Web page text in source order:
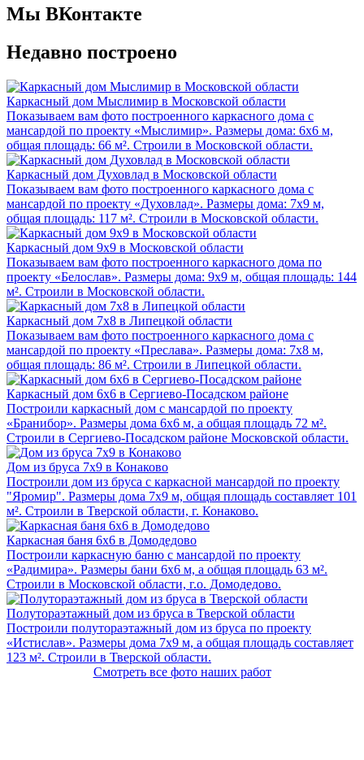
Мы ВКонтакте
Недавно построено
Каркасный дом Мыслимир в Московской области
Показываем вам фото построенного каркасного дома с
мансардой по проекту «Мыслимир». Размеры дома: 6х6 м,
общая площадь: 66 м². Строили в Московской области.
Каркасный дом Духовлад в Московской области
Показываем вам фото построенного каркасного дома с
мансардой по проекту «Духовлад». Размеры дома: 7х9 м,
общая площадь: 117 м². Строили в Московской области.
Каркасный дом 9x9 в Московской области
Показываем вам фото построенного каркасного дома по
проекту «Белослав». Размеры дома: 9х9 м, общая площадь: 144
м². Строили в Московской области.
Каркасный дом 7x8 в Липецкой области
Показываем вам фото построенного каркасного дома с
мансардой по проекту «Преслава». Размеры дома: 7х8 м,
общая площадь: 86 м². Строили в Липецкой области.
Каркасный дом 6x6 в Сергиево-Посадском районе
Построили каркасный дом с мансардой по проекту
«Бранибор». Размеры дома 6х6 м, а общая площадь 72 м².
Строили в Сергиево-Посадском районе Московской области.
Дом из бруса 7x9 в Конаково
Построили дом из бруса с каркасной мансардой по проекту
"Яромир". Размеры дома 7х9 м, общая площадь составляет 101
м². Строили в Тверской области, г. Конаково.
Каркасная баня 6х6 в Домодедово
Построили каркасную баню с мансардой по проекту
«Радимира». Размеры бани 6х6 м, а общая площадь 63 м².
Строили в Московской области, г.о. Домодедово.
Полутораэтажный дом из бруса в Тверской области
Построили полутораэтажный дом из бруса по проекту
«Истислав». Размеры дома 7х9 м, а общая площадь составляет
123 м². Строили в Тверской области.
Смотреть все фото наших работ